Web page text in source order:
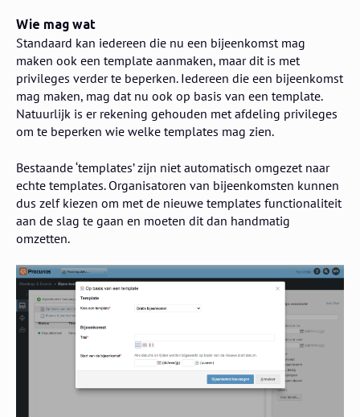
Wie mag wat
Standaard kan iedereen die nu een bijeenkomst mag
maken ook een template aanmaken, maar dit is met
privileges verder te beperken. Iedereen die een bijeenkomst
mag maken, mag dat nu ook op basis van een template.
Natuurlijk is er rekening gehouden met afdeling privileges
om te beperken wie welke templates mag zien.
Bestaande ‘templates’ zijn niet automatisch omgezet naar
echte templates. Organisatoren van bijeenkomsten kunnen
dus zelf kiezen om met de nieuwe templates functionaliteit
aan de slag te gaan en moeten dit dan handmatig
omzetten.